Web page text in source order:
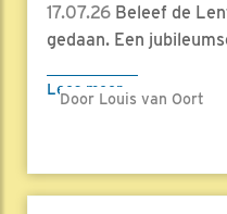
17.07.26 Beleef de
gedaan. Een
Lees meer
Door Louis van Oort